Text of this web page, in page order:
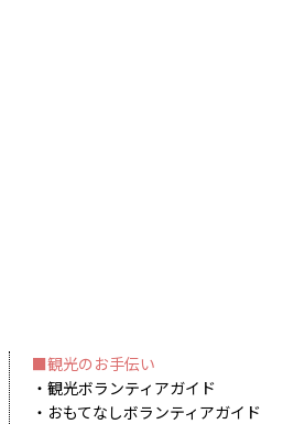
観光のお手伝い
観光ボランティアガイド
おもてなしボランティアガイド